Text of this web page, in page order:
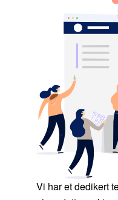
Vi har et dedikert